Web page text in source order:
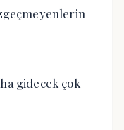
gidecek çok